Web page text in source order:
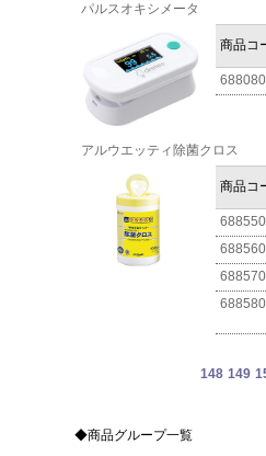
パルスオキシメータ
商品コ
アルウエッティ除菌クロス
商品コ
148 149
◆商品グループ一覧